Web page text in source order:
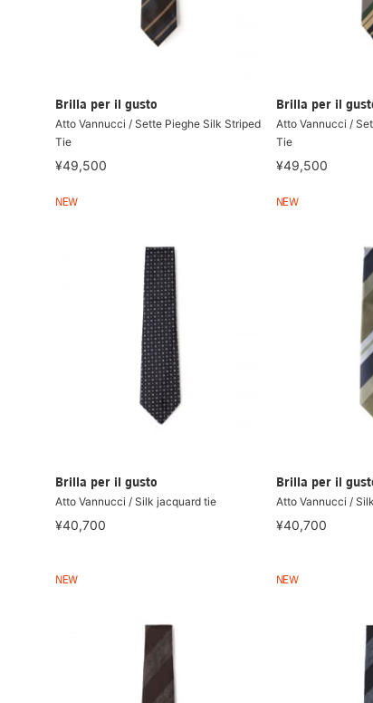
Brilla per il gusto
Atto Vannucci / Sette Pieghe Silk Striped
Tie
¥49,500
Brilla per il
Atto Vannucci /
Tie
¥49,500
NEW
Brilla per il gusto
Atto Vannucci / Silk jacquard tie
¥40,700
NEW
Brilla per il
Atto Vannucci /
¥40,700
NEW NEW